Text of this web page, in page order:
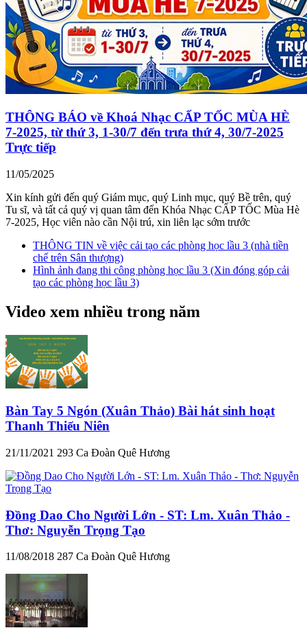
THÔNG BÁO về Khoá Nhạc CẤP TỐC MÙA HÈ
7-2025, từ thứ 3, 1-30/7 đến trưa thứ 4, 30/7-2025
Trực tiếp
11/05/2025
Xin kính gửi đến quý Giám mục, quý Linh mục, quý Bề trên, quý
Tu sĩ, và tất cả quý vị quan tâm đến Khóa Nhạc CẤP TỐC Mùa Hè
7-2025, Học viên nào cần Nội trú, xin liên lạc sớm trước
THÔNG TIN về việc cải tạo các phòng học lầu 3 (nhà tiền
chế trên Sân thượng)
Hình ảnh đang thi công phòng học lầu 3 (Xin đóng góp cải
tạo các phòng học lầu 3)
Video xem nhiều trong năm
Bàn Tay 5 Ngón (Xuân Thảo) Bài hát sinh hoạt
Thanh Thiếu Niên
21/11/2021 293 Ca Đoàn Quê Hương
Đồng Dao Cho Người Lớn - ST: Lm. Xuân Thảo -
Thơ: Nguyễn Trọng Tạo
11/08/2018 287 Ca Đoàn Quê Hương